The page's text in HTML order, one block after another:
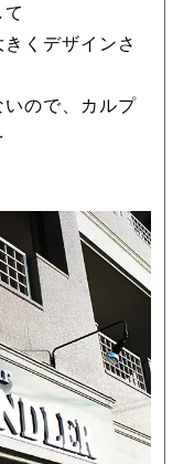
くデザインさ
ので、カルプ